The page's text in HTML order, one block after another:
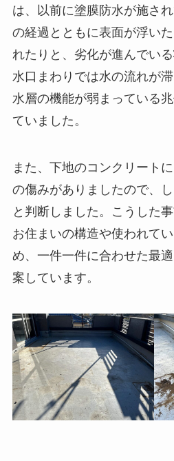
は、以前に塗膜防水が施さ
の経過とともに表面が浮い
れたりと、劣化が進んでい
水口まわりでは水の流れが
水層の機能が弱まっている
ていました。
また、下地のコンクリート
の傷みがありましたので、
と判断しました。こうした
お住まいの構造や使われて
め、一件一件に合わせた最
案しています。